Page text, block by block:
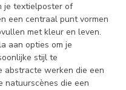
je textielposter of
een centraal punt vormen
met kleur en leven.
aan opties om je
stijl te
abstracte werken die een
natuurscènes die een